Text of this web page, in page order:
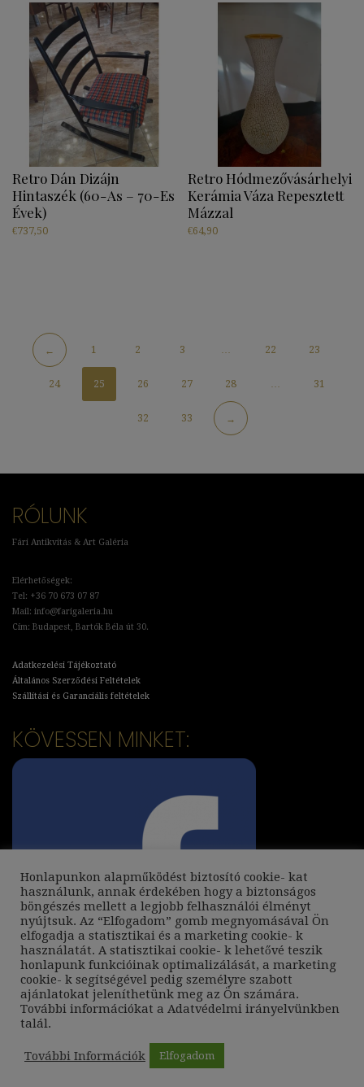
Retro Dán Dizájn
Hintaszék (60-As – 70-Es
Évek)
€737,50
Retro Hódmezővásárhelyi
Kerámia Váza Repesztett
Mázzal
€64,90
← 1 2 3 … 22 23
24 25 26 27 28 … 31
32 33 →
RÓLUNK
Fári Antikvitás & Art Galéria
Elérhetőségek:
Tel: +36 70 673 07 87
Mail: info@farigaleria.hu
Cím: Budapest, Bartók Béla út 30.
Adatkezelési Tájékoztató
Általános Szerződési Feltételek
Szállítási és Garanciális feltételek
KÖVESSEN MINKET:
Honlapunkon alapműködést biztosító cookie- kat
használunk, annak érdekében hogy a biztonságos
böngészés mellett a legjobb felhasználói élményt
nyújtsuk. Az “Elfogadom” gomb megnyomásával Ön
elfogadja a statisztikai és a marketing cookie- k
használatát. A statisztikai cookie- k lehetővé teszik
honlapunk funkcióinak optimalizálását, a marketing
cookie- k segítségével pedig személyre szabott
ajánlatokat jeleníthetünk meg az Ön számára.
További információkat a Adatvédelmi irányelvünkben
talál.
További Információk Elfogadom